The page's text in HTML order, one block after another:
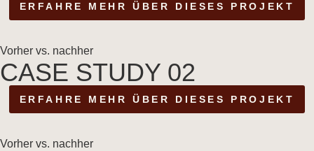
ERFAHRE MEHR ÜBER DIESES PROJEKT
Vorher vs. nachher
CASE STUDY 02
ERFAHRE MEHR ÜBER DIESES PROJEKT
Vorher vs. nachher